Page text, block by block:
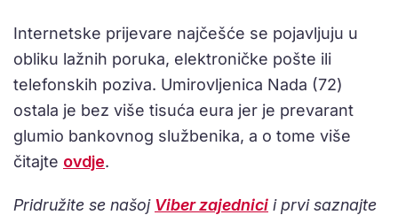
Internetske prijevare najčešće se pojavljuju u
obliku lažnih poruka, elektroničke pošte ili
telefonskih poziva. Umirovljenica Nada (72)
ostala je bez više tisuća eura jer je prevarant
glumio bankovnog službenika, a o tome više
čitajte ovdje.
Pridružite se našoj Viber zajednici i prvi saznajte